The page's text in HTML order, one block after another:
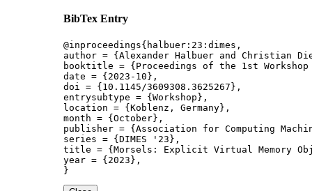
BibTex Entry
@inproceedings{halbuer:23:dimes,
author = {Alexander Halbuer and Christian
booktitle = {Proceedings of the 1st Workshop
date = {2023-10},
doi = {10.1145/3609308.3625267},
entrysubtype = {Workshop},
location = {Koblenz, Germany},
month = {October},
publisher = {Association for Computing
series = {DIMES '23},
title = {Morsels: Explicit Virtual Memory
year = {2023},
}